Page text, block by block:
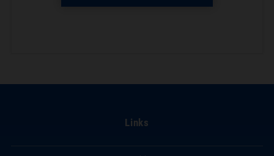
Links